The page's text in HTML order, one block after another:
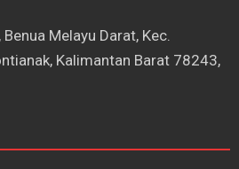
Melayu Darat, Kec.
Kalimantan Barat 78243,